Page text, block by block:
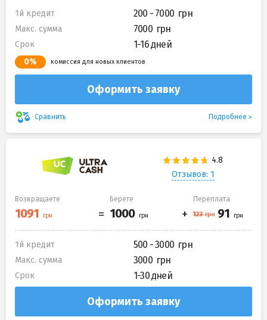
1й кредит 200 - 7000
Макс. сумма 7000
Срок 1-16 дней
0% комиссия для новых клиентов
Оформить заявку
Сравнить Подробнее
Отзывов: 1
Возвращаете Берете Переплата
1й кредит 500 - 3000
Макс. сумма 3000
Срок 1-30 дней
Оформить заявку